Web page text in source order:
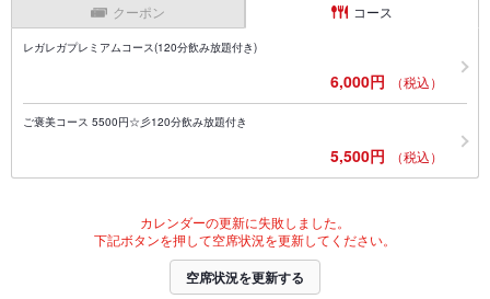
クーポン コース
レガレガプレミアムコース(120分飲み放題付き)
6,000円 （税込）
ご褒美コース 5500円☆彡120分飲み放題付き
5,500円 （税込）
カレンダーの更新に失敗しました。
下記ボタンを押して空席状況を更新してください。
空席状況を更新する